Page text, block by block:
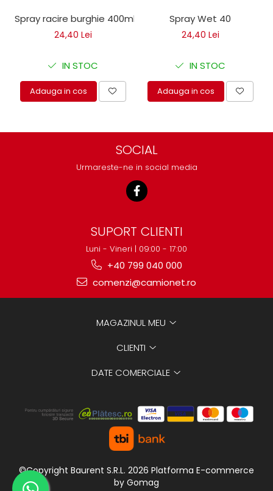
Electrice
Motor electric si pompa hidraulica
burduf
ERHEL - HYDRIS
Role, bucse si bolturi
Cilindri si burdufuri protectie
Spray racire burghie 400ml
24,40 Lei
IN STOC
Adauga in cos
Spray Wet 40
24,40 Lei
IN STOC
Adauga in cos
SOCIAL
Urmareste-ne in social media
SUPORT CLIENTI
Luni - Vineri | 09:00 - 17:00
+40 799 040 000
comenzi@camionet.ro
MAGAZINUL MEU
CLIENTI
DATE COMERCIALE
©Copyright Baurent S.R.L. 2026 Platforma E-commerce
by Gomag